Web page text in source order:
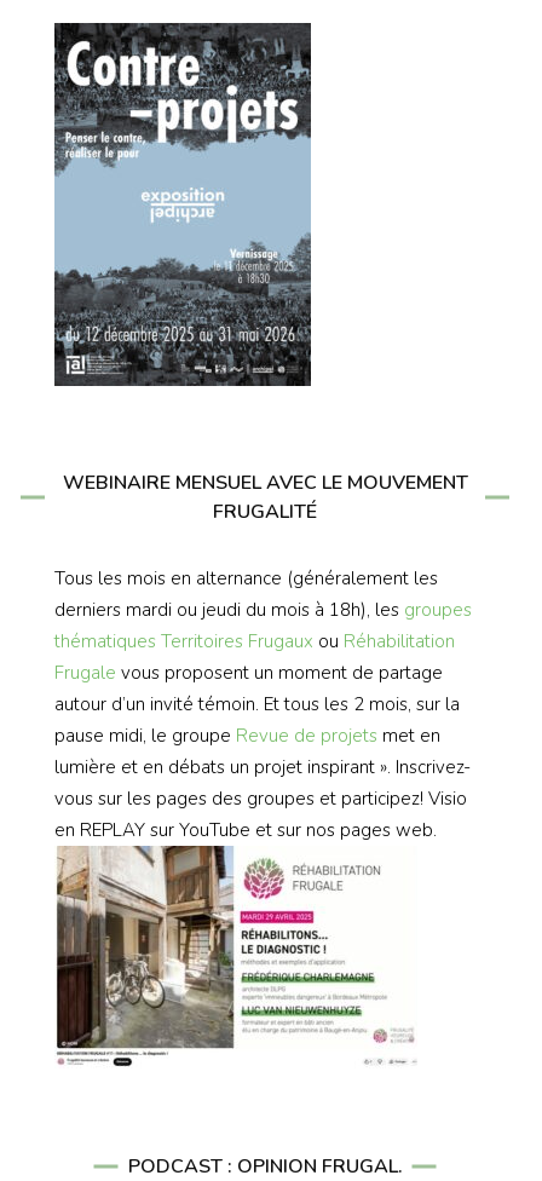
WEBINAIRE MENSUEL AVEC LE MOUVEMENT
FRUGALITÉ
Tous les mois en alternance (généralement les
derniers mardi ou jeudi du mois à 18h), les groupes
thématiques Territoires Frugaux ou Réhabilitation
Frugale vous proposent un moment de partage
autour d’un invité témoin. Et tous les 2 mois, sur la
pause midi, le groupe Revue de projets met en
lumière et en débats un projet inspirant ». Inscrivez-
vous sur les pages des groupes et participez! Visio
en REPLAY sur YouTube et sur nos pages web.
PODCAST : OPINION FRUGAL.